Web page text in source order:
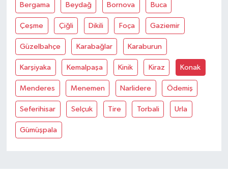
Bergama Beydağ Bornova Buca
Çeşme Çiğli Dikili Foça Gaziemir
Güzelbahçe Karabağlar Karaburun
Karşiyaka Kemalpaşa Kinik Kiraz Konak
Menderes Menemen Narlidere Ödemiş
Seferihisar Selçuk Tire Torbali Urla
Gümüşpala